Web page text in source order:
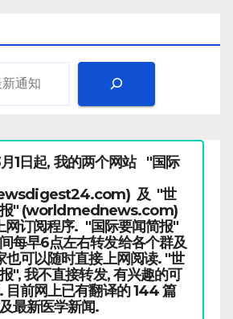
1日起, 我的两个网站 "国际
及 "世
报" (worldmednews.com)
网订阅程序. "国际要闻简报"
每早6点左右转发给各个群及
也可以随时直接上网阅读. "世
", 我不直接转发, 有兴趣的可
目前网上已有翻译的 144 篇
最新医学新闻.